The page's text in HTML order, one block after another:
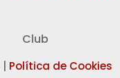
Club
Política de Cookies